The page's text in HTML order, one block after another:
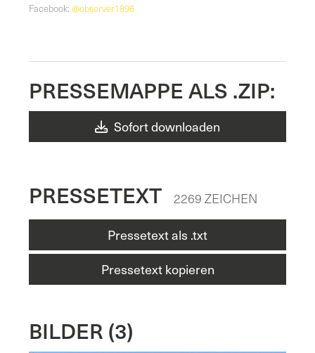
Facebook: @observer1896
PRESSEMAPPE ALS .ZIP:
Sofort downloaden
PRESSETEXT
2269 ZEICHEN
Pressetext als .txt
Pressetext kopieren
BILDER (3)